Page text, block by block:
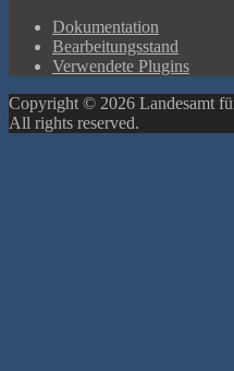
Dokumentation
Bearbeitungsstand
Verwendete Plugins
Copyright © 2026 Landesamt
All rights reserved.